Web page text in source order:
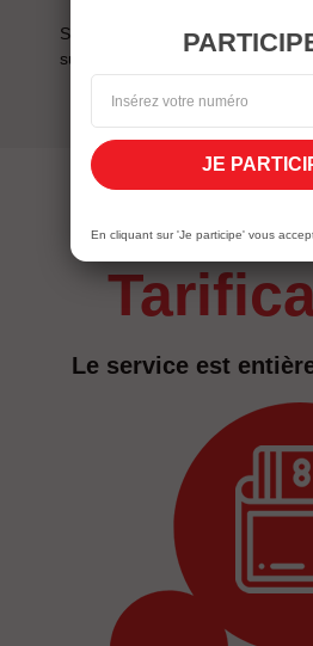
Si vous êtes en Roaming, le
sur le numéro long : + 216 22 11
Le service est
JE
En cliquant sur 'Je participe' vous